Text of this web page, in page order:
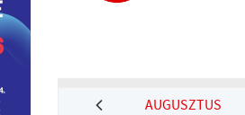
AUGUSZTUS